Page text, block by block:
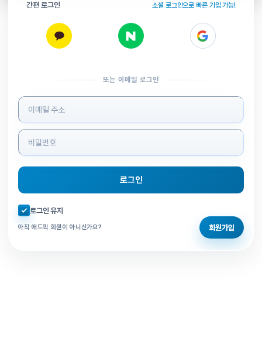
간편 로그인 소셜 로그인으로 빠른 가입 가능!
또는 이메일 로그인
로그인 정보 입력
로그인
자동로그인 체크
로그인 유지
아직 애드픽 회원이 아니신가요? 회원가입